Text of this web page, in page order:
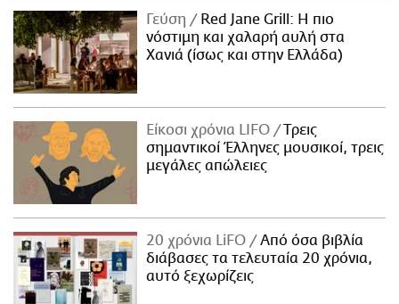
Γεύση
Red Jane Grill: Η πιο
νόστιμη και χαλαρή αυλή στα
Χανιά (ίσως και στην Ελλάδα)
Είκοσι χρόνια LIFO
Tρεις
σημαντικοί Έλληνες μουσικοί, τρεις
μεγάλες απώλειες
20 χρόνια LiFO
Από όσα βιβλία
διάβασες τα τελευταία 20 χρόνια,
αυτό ξεχωρίζεις